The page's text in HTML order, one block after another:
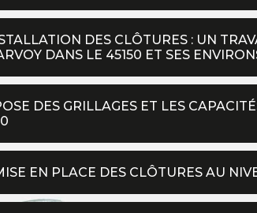
DES CLÔTURES : UN
DANS LE 45150 ET SES
DES GRILLAGES ET LES
EN PLACE DES CLÔTURES AU